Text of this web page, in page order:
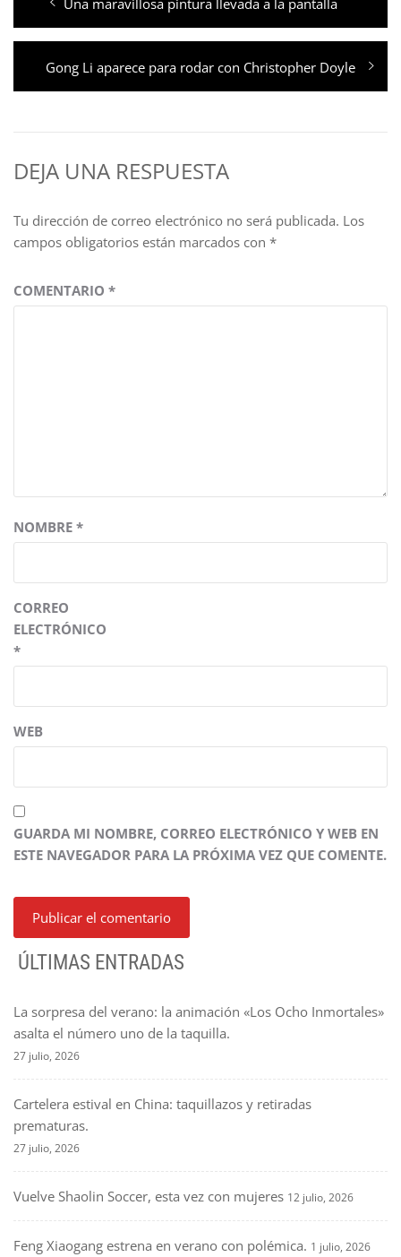
de
entradas
anterior:
Una maravillosa pintura llevada a la pantalla
Entrada
siguiente:
Gong Li aparece para rodar con Christopher Doyle
DEJA UNA RESPUESTA
Tu dirección de correo electrónico no será publicada. Los
campos obligatorios están marcados con *
COMENTARIO *
NOMBRE *
CORREO
ELECTRÓNICO
*
WEB
GUARDA MI NOMBRE, CORREO ELECTRÓNICO Y WEB EN
ESTE NAVEGADOR PARA LA PRÓXIMA VEZ QUE COMENTE.
ÚLTIMAS ENTRADAS
La sorpresa del verano: la animación «Los Ocho Inmortales»
asalta el número uno de la taquilla.
27 julio, 2026
Cartelera estival en China: taquillazos y retiradas
prematuras.
27 julio, 2026
Vuelve Shaolin Soccer, esta vez con mujeres 12 julio, 2026
Feng Xiaogang estrena en verano con polémica. 1 julio, 2026